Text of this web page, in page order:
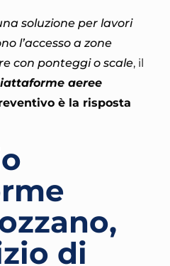
soluzione per lavori
l’accesso a zone
con ponteggi o scale, il
aeree
è la risposta
di